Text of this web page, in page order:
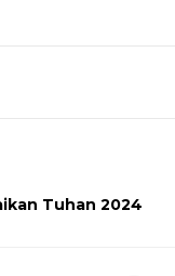
Tuhan 2024